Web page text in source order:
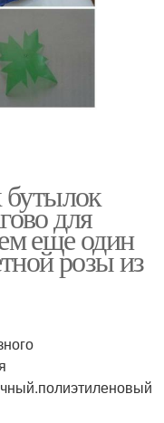
бутылок
для
еще один
розы из